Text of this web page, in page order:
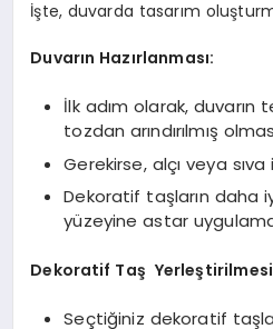
İşte, duvarda tasarım
Duvarın Hazırlanması:
İlk adım olarak, duvarın
tozdan arındırılmış
Gerekirse, alçı veya
Dekoratif taşların daha
yüzeyine astar
Dekoratif Taş
Seçtiğiniz dekoratif